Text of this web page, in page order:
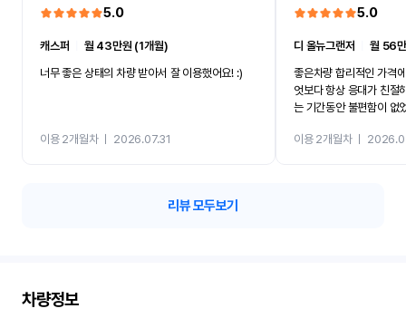
5.0
캐스퍼
월 43만원 (1개월)
너무 좋은 상태의 차량 받아서 잘 이용했어요! :)
이용 2개월차ㅣ 2026.07.31
5.0
디 올뉴그랜저 ㅣ월 56
좋은차량 합리적인 가격
엇보다 항상 응대가 친절
는 기간동안 불편함이 없
카 렌트 고민없이 강추합
이용 2개월차ㅣ
리뷰 모두보기
차량정보